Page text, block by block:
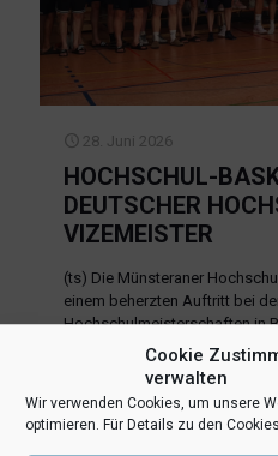
Cookie
verwalten
Wir verwenden Cookies, um unsere
optimieren. Für Details zu den
28. Juni 2026
HOCHSCHUL-
DEUTSCHER
VIZEMEISTER
(ts) Die Münsteraner
einem beherzten Auftritt bei
Hochschulmeisterschaften in
Gespickt mit zahlreichen
der Uni Baskets schlug die